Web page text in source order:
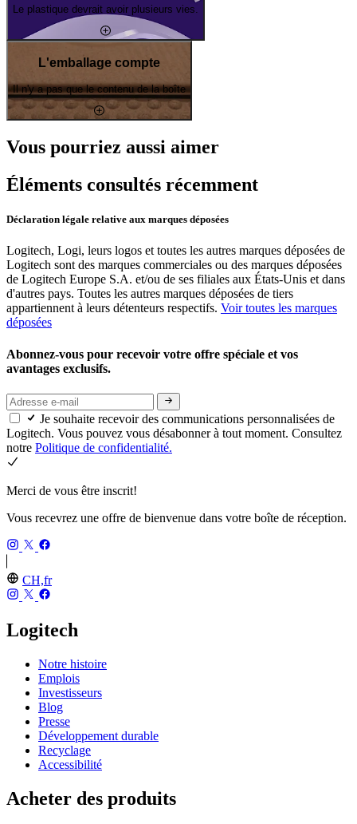
Le plastique devrait avoir plusieurs vies.
L'emballage compte
Il n'y a pas que le contenu de la boîte
Vous pourriez aussi aimer
Éléments consultés récemment
Déclaration légale relative aux marques déposées
Logitech, Logi, leurs logos et toutes les autres marques déposées de
Logitech sont des marques commerciales ou des marques déposées
de Logitech Europe S.A. et/ou de ses filiales aux États-Unis et dans
d'autres pays. Toutes les autres marques déposées de tiers
appartiennent à leurs détenteurs respectifs. Voir toutes les marques
déposées
Abonnez-vous pour recevoir votre offre spéciale et vos
avantages exclusifs.
Je souhaite recevoir des communications personnalisées de
Logitech. Vous pouvez vous désabonner à tout moment. Consultez
notre Politique de confidentialité.
Merci de vous être inscrit!
Vous recevrez une offre de bienvenue dans votre boîte de réception.
CH,fr
Logitech
Notre histoire
Emplois
Investisseurs
Blog
Presse
Développement durable
Recyclage
Accessibilité
Acheter des produits